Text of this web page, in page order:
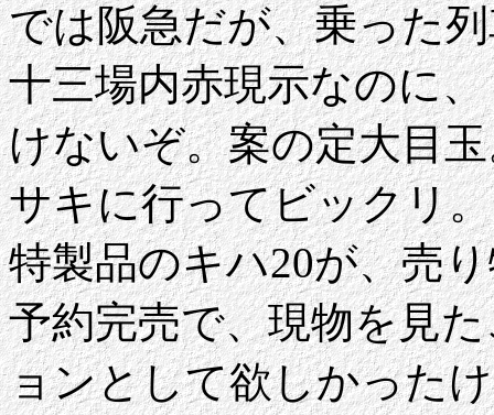
では阪急だが、乗った
十三場内赤現示なのに
けないぞ。案の定大目
サキに行ってビックリ
特製品のキハ20が、売
予約完売で、現物を見
ョンとして欲しかった